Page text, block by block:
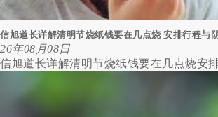
信旭道长详解清明节烧纸钱要在几点烧 安排行程与
26年08月08日
信旭道长详解清明节烧纸钱要在几点烧安